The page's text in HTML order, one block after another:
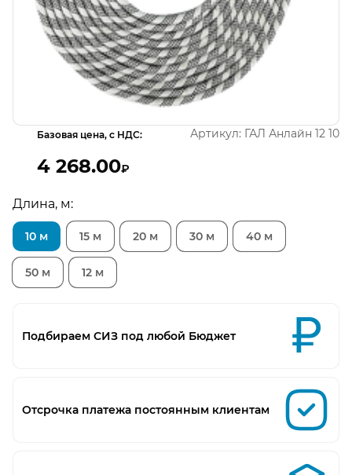
Открыть изображение
Базовая цена, с НДС:
4 268.00₽
Артикул: ГАЛ Анлайн 12 10
Длина, м:
10 м 15 м 20 м 30 м 40 м
50 м 12 м
Подбираем СИЗ под любой Бюджет
Отсрочка платежа постоянным клиентам